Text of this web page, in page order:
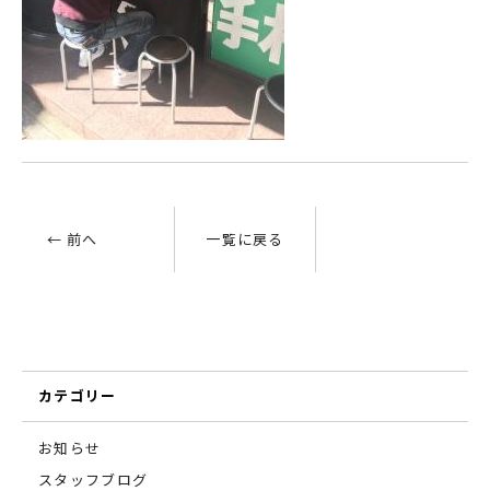
← 前へ 一覧に戻る
カテゴリー
お知らせ
スタッフブログ